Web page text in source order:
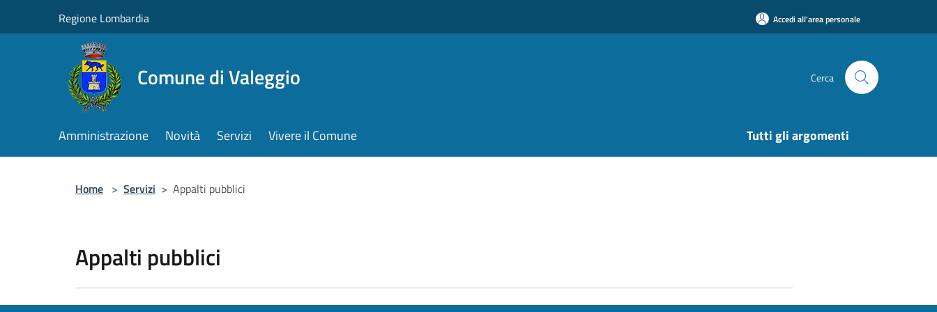
Regione Lombardia Accedi all'area personale
Comune di Valeggio Cerca
Amministrazione Novità Servizi Vivere il Comune Tutti gli argomenti
Home > Servizi > Appalti pubblici
Appalti pubblici